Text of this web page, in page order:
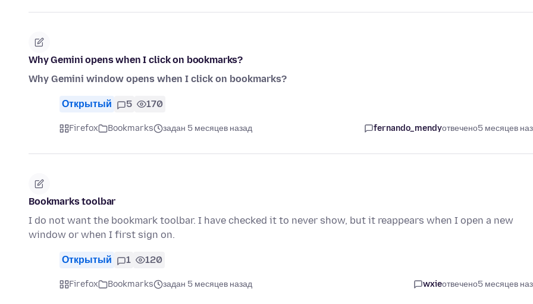
Why Gemini opens when I click on bookmarks?
Why Gemini window opens when I click on bookmarks?
Открытый 5 170
Firefox Bookmarks задан 5 месяцев назад fernando_mendyотвечено5 месяцев
Bookmarks toolbar
I do not want the bookmark toolbar. I have checked it to never show, but it reappears when I open a new
window or when I first sign on.
Открытый 1 120
Firefox Bookmarks задан 5 месяцев назад wxieотвечено5 месяцев